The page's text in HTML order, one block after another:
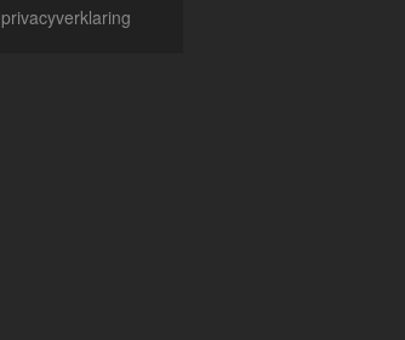
privacyverklaring